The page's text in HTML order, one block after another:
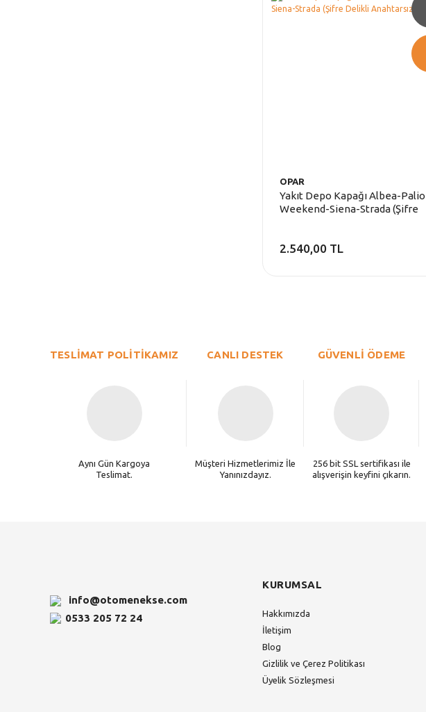
OPAR
Yakıt Depo Kapağı Albea-Palio
Weekend-Siena-Strada (Şifre
2.540,00 TL
TESLİMAT POLİTİKAMIZ
Aynı Gün Kargoya
Teslimat.
CANLI DESTEK
Müşteri Hizmetlerimiz İle
Yanınızdayız.
GÜVENLİ ÖDEME
256 bit SSL sertifikası ile
alışverişin keyfini çıkarın.
info@otomenekse.com
0533 205 72 24
KURUMSAL
Hakkımızda
İletişim
Blog
Gizlilik ve Çerez Politikası
Üyelik Sözleşmesi